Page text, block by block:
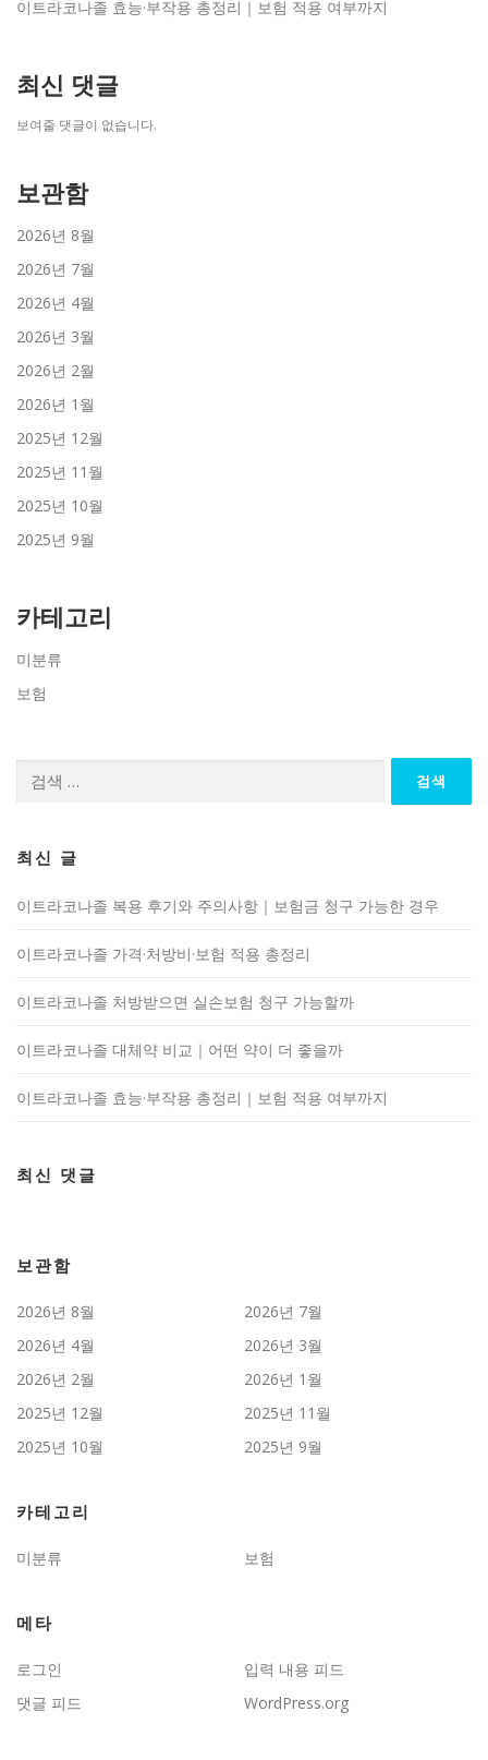
이트라코나졸 효능·부작용 총정리｜보험 적용 여부까지
최신 댓글
보여줄 댓글이 없습니다.
보관함
2026년 8월
2026년 7월
2026년 4월
2026년 3월
2026년 2월
2026년 1월
2025년 12월
2025년 11월
2025년 10월
2025년 9월
카테고리
미분류
보험
최신 글
이트라코나졸 복용 후기와 주의사항｜보험금 청구 가능한 경우
이트라코나졸 가격·처방비·보험 적용 총정리
이트라코나졸 처방받으면 실손보험 청구 가능할까
이트라코나졸 대체약 비교｜어떤 약이 더 좋을까
이트라코나졸 효능·부작용 총정리｜보험 적용 여부까지
최신 댓글
보관함
2026년 8월
2026년 7월
2026년 4월
2026년 3월
2026년 2월
2026년 1월
2025년 12월
2025년 11월
2025년 10월
2025년 9월
카테고리
미분류 보험
메타
로그인
입력 내용 피드
댓글 피드
WordPress.org